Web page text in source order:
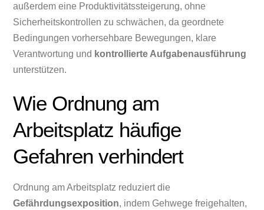
außerdem eine Produktivitätssteigerung, ohne
Sicherheitskontrollen zu schwächen, da geordnete
Bedingungen vorhersehbare Bewegungen, klare
Verantwortung und kontrollierte Aufgabenausführung
unterstützen.
Wie Ordnung am
Arbeitsplatz häufige
Gefahren verhindert
Ordnung am Arbeitsplatz reduziert die
Gefährdungsexposition, indem Gehwege freigehalten,